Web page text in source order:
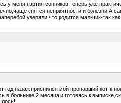
меня партия сонников,теперь уже
снятся неприятности и болезни.А
уверяли,что родится мальчик-так
год назаж приснился мой пропавший кот-к
в больнице 2 месяца и готовясь к